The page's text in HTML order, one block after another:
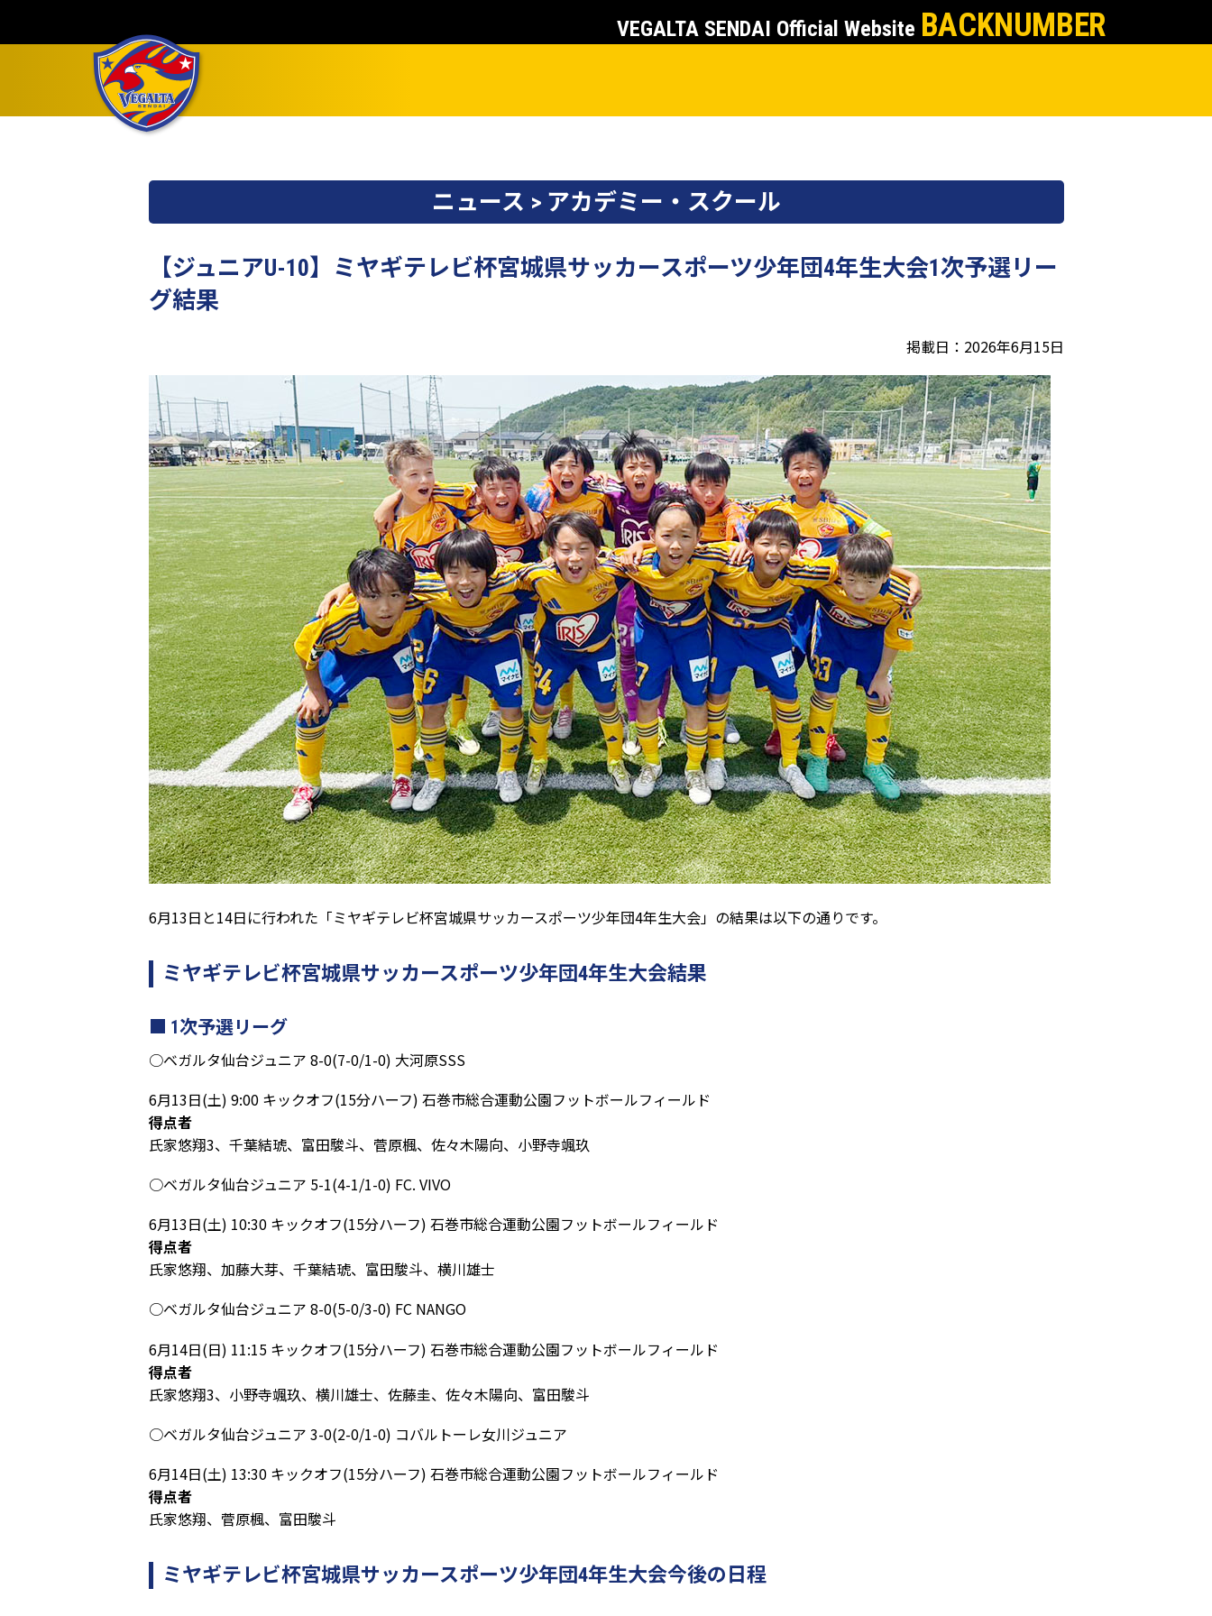
VEGALTA SENDAI Official Website BACKNUMBER
ニュース > アカデミー・スクール
【ジュニアU-10】ミヤギテレビ杯宮城県サッカースポーツ少年団4年生大会1次予選リー
グ結果
掲載日：2026年6月15日
6月13日と14日に行われた「ミヤギテレビ杯宮城県サッカースポーツ少年団4年生大会」の結果は以下の通りです。
ミヤギテレビ杯宮城県サッカースポーツ少年団4年生大会結果
1次予選リーグ
○ベガルタ仙台ジュニア 8-0(7-0/1-0) 大河原SSS
6月13日(土) 9:00 キックオフ(15分ハーフ) 石巻市総合運動公園フットボールフィールド
得点者
氏家悠翔3、千葉結琥、富田駿斗、菅原楓、佐々木陽向、小野寺颯玖
○ベガルタ仙台ジュニア 5-1(4-1/1-0) FC. VIVO
6月13日(土) 10:30 キックオフ(15分ハーフ) 石巻市総合運動公園フットボールフィールド
得点者
氏家悠翔、加藤大芽、千葉結琥、富田駿斗、横川雄士
○ベガルタ仙台ジュニア 8-0(5-0/3-0) FC NANGO
6月14日(日) 11:15 キックオフ(15分ハーフ) 石巻市総合運動公園フットボールフィールド
得点者
氏家悠翔3、小野寺颯玖、横川雄士、佐藤圭、佐々木陽向、富田駿斗
○ベガルタ仙台ジュニア 3-0(2-0/1-0) コバルトーレ女川ジュニア
6月14日(土) 13:30 キックオフ(15分ハーフ) 石巻市総合運動公園フットボールフィールド
得点者
氏家悠翔、菅原楓、富田駿斗
ミヤギテレビ杯宮城県サッカースポーツ少年団4年生大会今後の日程